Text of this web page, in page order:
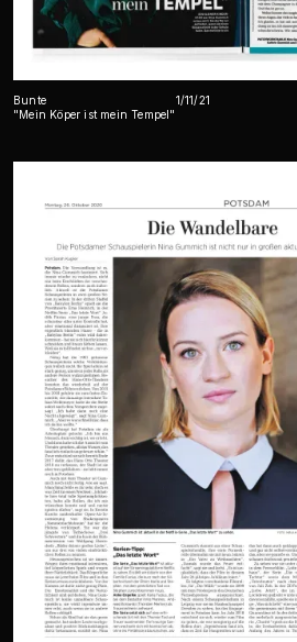
Bunte
"Mein Köper ist mein Tempel"
1/11/21